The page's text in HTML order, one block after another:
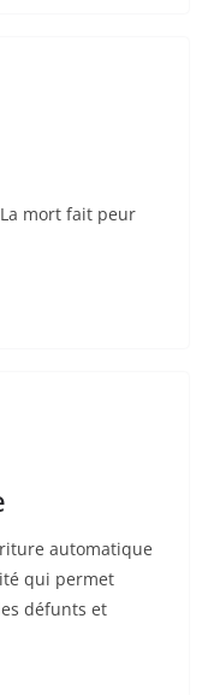
mort fait peur
automatique
qui permet
défunts et